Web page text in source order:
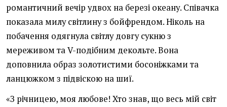
романтичний вечір удвох на березі океану. Співачка
показала милу світлину з бойфрендом. Ніколь на
побачення одягнула світлу довгу сукню з
мереживом та V-подібним декольте. Вона
доповнила образ золотистими босоніжками та
ланцюжком з підвіскою на шиї.
«З річницею, моя любове! Хто знав, що весь мій світ